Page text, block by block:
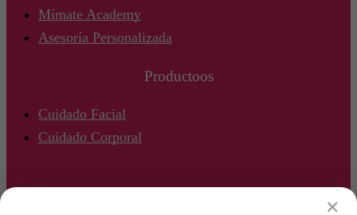
Mímate Academy
Asesoría Personalizada
Productoos
Cuidado Facial
Cuidado Corporal
✕